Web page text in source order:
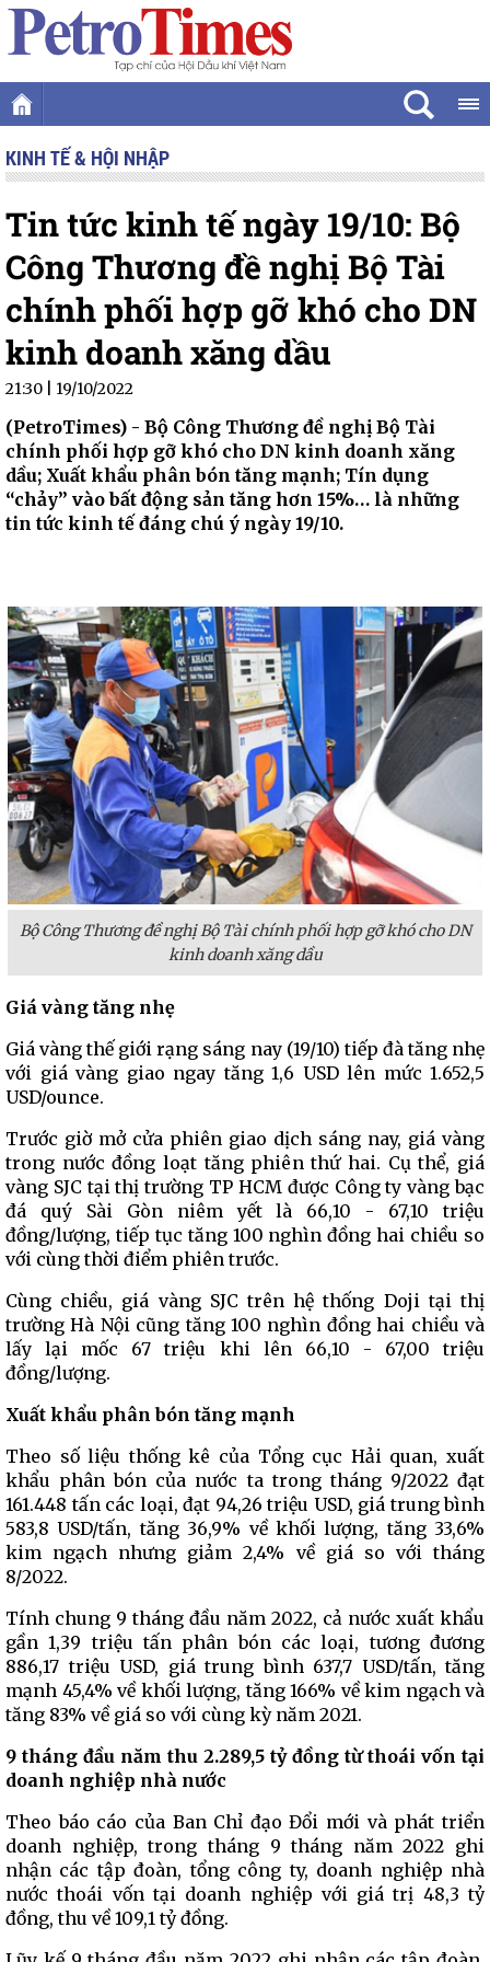
KINH TẾ & HỘI NHẬP
Tin tức kinh tế ngày 19/10: Bộ
Công Thương đề nghị Bộ Tài
chính phối hợp gỡ khó cho DN
kinh doanh xăng dầu
21:30 | 19/10/2022
(PetroTimes) - Bộ Công Thương đề nghị Bộ Tài
chính phối hợp gỡ khó cho DN kinh doanh xăng
dầu; Xuất khẩu phân bón tăng mạnh; Tín dụng
“chảy” vào bất động sản tăng hơn 15%… là những
tin tức kinh tế đáng chú ý ngày 19/10.
Bộ Công Thương đề nghị Bộ Tài chính phối hợp gỡ khó cho DN
kinh doanh xăng dầu
Giá vàng tăng nhẹ
Giá vàng thế giới rạng sáng nay (19/10) tiếp đà tăng nhẹ
với giá vàng giao ngay tăng 1,6 USD lên mức 1.652,5
USD/ounce.
Trước giờ mở cửa phiên giao dịch sáng nay, giá vàng
trong nước đồng loạt tăng phiên thứ hai. Cụ thể, giá
vàng SJC tại thị trường TP HCM được Công ty vàng bạc
đá quý Sài Gòn niêm yết là 66,10 - 67,10 triệu
đồng/lượng, tiếp tục tăng 100 nghìn đồng hai chiều so
với cùng thời điểm phiên trước.
Cùng chiều, giá vàng SJC trên hệ thống Doji tại thị
trường Hà Nội cũng tăng 100 nghìn đồng hai chiều và
lấy lại mốc 67 triệu khi lên 66,10 - 67,00 triệu
đồng/lượng.
Xuất khẩu phân bón tăng mạnh
Theo số liệu thống kê của Tổng cục Hải quan, xuất
khẩu phân bón của nước ta trong tháng 9/2022 đạt
161.448 tấn các loại, đạt 94,26 triệu USD, giá trung bình
583,8 USD/tấn, tăng 36,9% về khối lượng, tăng 33,6%
kim ngạch nhưng giảm 2,4% về giá so với tháng
8/2022.
Tính chung 9 tháng đầu năm 2022, cả nước xuất khẩu
gần 1,39 triệu tấn phân bón các loại, tương đương
886,17 triệu USD, giá trung bình 637,7 USD/tấn, tăng
mạnh 45,4% về khối lượng, tăng 166% về kim ngạch và
tăng 83% về giá so với cùng kỳ năm 2021.
9 tháng đầu năm thu 2.289,5 tỷ đồng từ thoái vốn tại
doanh nghiệp nhà nước
Theo báo cáo của Ban Chỉ đạo Đổi mới và phát triển
doanh nghiệp, trong tháng 9 tháng năm 2022 ghi
nhận các tập đoàn, tổng công ty, doanh nghiệp nhà
nước thoái vốn tại doanh nghiệp với giá trị 48,3 tỷ
đồng, thu về 109,1 tỷ đồng.